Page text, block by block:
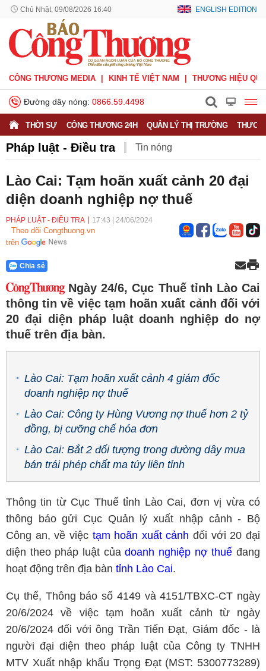
Chủ Nhật, 09/08/2026 16:40 ENGLISH EDITION
CÔNG THƯƠNG MEDIA KINH TẾ VIỆT NAM THƯƠNG HIỆU
Đường dây nóng: 0866.59.4498
THỜI SỰ CÔNG THƯƠNG 24H QUẢN LÝ THỊ TRƯỜNG
Pháp luật - Điều tra Tin nóng
Lào Cai: Tạm hoãn xuất cảnh 20 đại
diện doanh nghiệp nợ thuế
PHÁP LUẬT - ĐIỀU TRA 17:43 24/06/2024
Theo dõi Congthuong.vn
trên
Chia sẻ
Ngày 24/6, Cục Thuế tỉnh Lào Cai
thông tin về việc tạm hoãn xuất cảnh đối với
20 đại diện pháp luật doanh nghiệp do nợ
thuế trên địa bàn.
Lào Cai: Tạm hoãn xuất cảnh 4 giám đốc
doanh nghiệp nợ thuế
Lào Cai: Công ty Hùng Vương nợ thuế hơn 2 tỷ
đồng, bị cưỡng chế hóa đơn
Lào Cai: Bắt 2 đối tượng trong đường dây mua
bán trái phép chất ma túy liên tỉnh
Thông tin từ Cục Thuế tỉnh Lào Cai, đơn vị vừa có
thông báo gửi Cục Quản lý xuất nhập cảnh - Bộ
Công an, về việc tạm hoãn xuất cảnh đối với 20 đại
diện theo pháp luật củadoanh nghiệp nợ thuế đang
hoạt động trên địa bàn tỉnh Lào Cai.
Cụ thể, Thông báo số 4149 và 4151/TBXC-CT ngày
20/6/2024 về việc tạm hoãn xuất cảnh từ ngày
20/6/2024 đối với ông Trần Tiến Đạt, Giám đốc - là
người đại diện theo pháp luật của Công ty TNHH
MTV Xuất nhập khẩu Trọng Đạt (MST: 5300773289)